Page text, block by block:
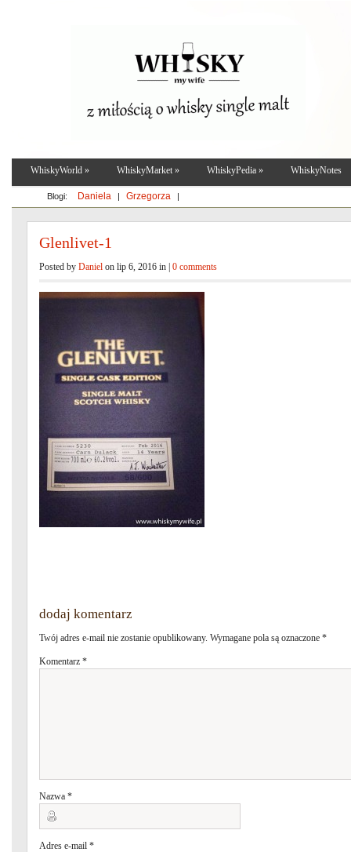
Blogi: Daniela | Grzegorza |
WhiskyWorld » WhiskyMarket » WhiskyPedia » WhiskyNotes
Glenlivet-1
Posted by Daniel on lip 6, 2016 in | 0 comments
dodaj komentarz
Twój adres e-mail nie zostanie opublikowany. Wymagane pola są oznaczone *
Komentarz *
Nazwa *
Adres e-mail *